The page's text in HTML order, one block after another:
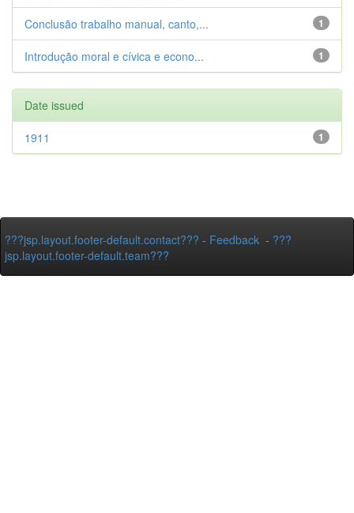
1
Conclusão trabalho manual, canto,...
1
Introdução moral e cívica e econo...
Date issued
1
1911
???jsp.layout.footer-default.contact??? - Feedback - ???
jsp.layout.footer-default.team???